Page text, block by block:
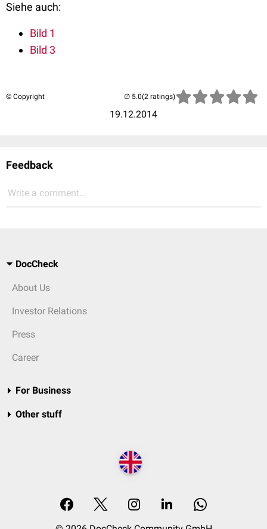
Siehe auch:
Bild 1
Bild 3
© Copyright
19.12.2014
(2 ratings)
Feedback
Write a comment...
DocCheck
About Us
Investor Relations
Press
Career
For Business
Other stuff